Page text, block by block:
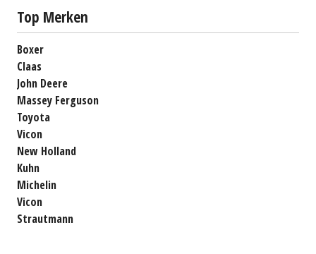
Top Merken
Boxer
Claas
John Deere
Massey Ferguson
Toyota
Vicon
New Holland
Kuhn
Michelin
Vicon
Strautmann